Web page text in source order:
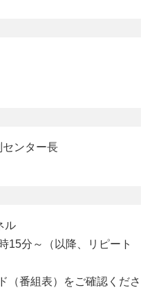
センター長
ル
15分～（以降、リピート
（番組表）をご確認くださ